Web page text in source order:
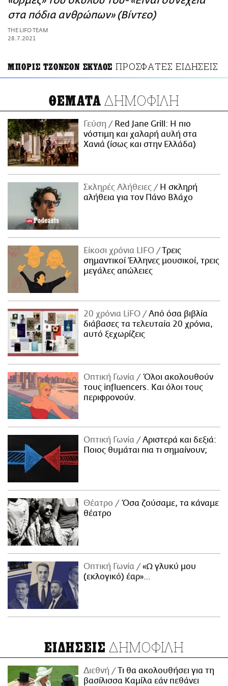
ΑΜΠΑ
PRINT
στα πόδια ανθρώπων» (Βίντεο)
THE LIFO TEAM
28.7.2021
ΜΠΟΡΙΣ ΤΖΟΝΣΟΝ ΣΚΥΛΟΣ ΠΡΟΣΦΑΤΕΣ ΕΙΔΗΣΕΙΣ
ΘΕΜΑΤΑ ΔΗΜΟΦΙΛΗ
Γεύση
Red Jane Grill: Η πιο
νόστιμη και χαλαρή αυλή στα
Χανιά (ίσως και στην Ελλάδα)
Σκληρές Αλήθειες
H σκληρή
αλήθεια για τον Πάνο Βλάχο
Είκοσι χρόνια LIFO
Tρεις
σημαντικοί Έλληνες μουσικοί, τρεις
μεγάλες απώλειες
20 χρόνια LiFO
Από όσα βιβλία
διάβασες τα τελευταία 20 χρόνια,
αυτό ξεχωρίζεις
Οπτική Γωνία
Όλοι ακολουθούν
τους influencers. Και όλοι τους
περιφρονούν.
Οπτική Γωνία
Αριστερά και δεξιά:
Ποιος θυμάται πια τι σημαίνουν;
Θέατρο
Όσα ζούσαμε, τα κάναμε
θέατρο
Οπτική Γωνία
«Ω γλυκύ μου
(εκλογικό) έαρ»…
ΕΙΔΗΣΕΙΣ ΔΗΜΟΦΙΛΗ
Διεθνή
Τι θα ακολουθήσει για τη
βασίλισσα Καμίλα εάν πεθάνει